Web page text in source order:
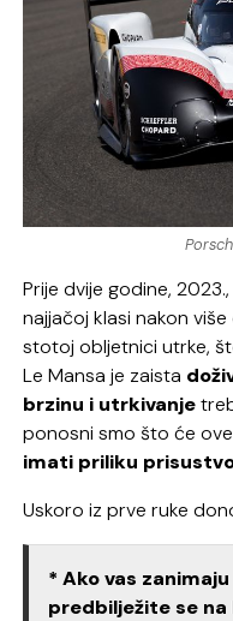
Prije dvije godine,
najjačoj klasi nakon
stotoj obljetnici utrke,
Le Mansa je zaista
brzinu i utrkivanje
ponosni smo što će
imati priliku
Uskoro iz prve ruke
* Ako vas
predbilježite se